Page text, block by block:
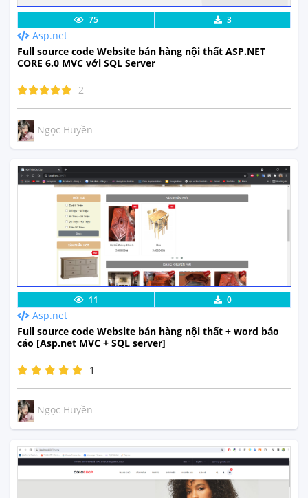
Lưu code Xem Thực Tế
75 3
Asp.net
Full source code Website bán hàng nội thất ASP.NET
CORE 6.0 MVC với SQL Server
2
Ngọc Huyền
Lưu code Xem Thực Tế
11 0
Asp.net
Full source code Website bán hàng nội thất + word báo
cáo [Asp.net MVC + SQL server]
1
Ngọc Huyền